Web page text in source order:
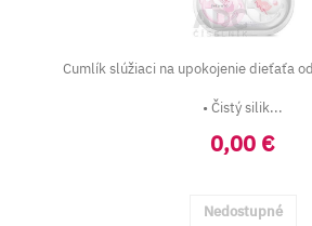
Cumlík slúžiaci na upokojenie dieťaťa
• Čistý silik...
0,00 €
Nedostupné